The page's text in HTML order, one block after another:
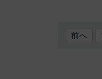
前へ